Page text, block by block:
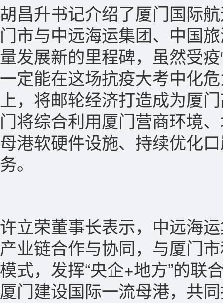
胡昌升书记介绍了厦门国际
门市与中远海运集团、中国
量发展新的里程碑，虽然受
一定能在这场抗疫大考中化
上，将邮轮经济打造成为厦
门将综合利用厦门营商环境
母港软硬件设施、持续优化
务。
许立荣董事长表示，中远海
产业链合作与协同，与厦门
模式，发挥“央企+地方”的联
厦门建设国际一流母港，共